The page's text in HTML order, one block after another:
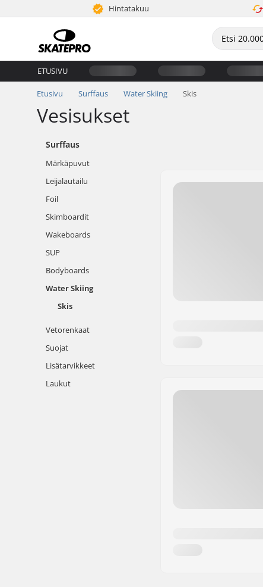
Hintatakuu
ETUSIVU
Etusivu Surffaus Water Skiing Skis
Vesisukset
Surffaus
Märkäpuvut
Leijalautailu
Foil
Skimboardit
Wakeboards
SUP
Bodyboards
Water Skiing
Skis
Vetorenkaat
Suojat
Lisätarvikkeet
Laukut